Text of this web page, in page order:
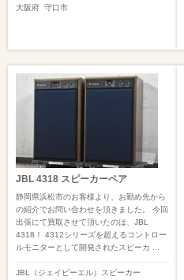
大阪府 守口市
JBL 4318 スピーカーペア
静岡県浜松市のお客様より、お勤め先から
の紹介でお問い合わせを頂きました。 今回
出張にて買取させて頂いたのは、JBL
4318！ 4312シリーズを超えるコントロー
ルモニターとして開発されたスピーカ ...
JBL（ジェイビーエル） スピーカー